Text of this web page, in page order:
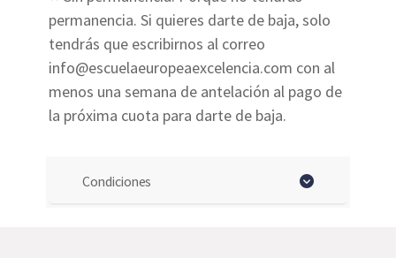
permanencia. Si quieres darte de baja, solo
tendrás que escribirnos al correo
info@escuelaeuropeaexcelencia.com con al
menos una semana de antelación al pago de
la próxima cuota para darte de baja.
Condiciones